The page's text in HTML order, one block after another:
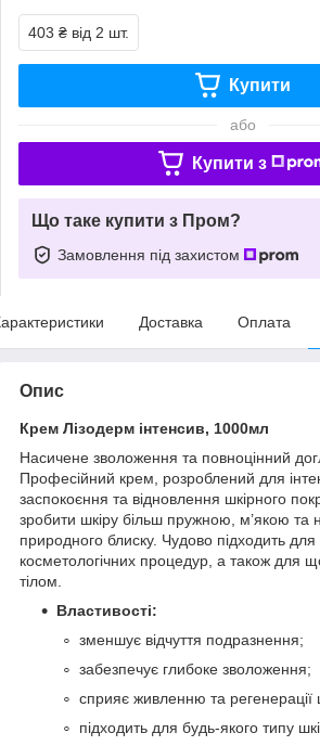
403 ₴ від 2 шт.
Купити
або
Купити з
Що таке купити з Пром?
Замовлення під захистом
Доставка Оплата
Опис
Крем Лізодерм інтенсив, 1000мл
Насичене зволоження та повноцінний
Професійний крем, розроблений для
заспокоєння та відновлення шкірного
зробити шкіру більш пружною, м’якою та
природного блиску. Чудово підходить для
косметологічних процедур, а також для
тілом.
Властивості:
зменшує відчуття подразнення;
забезпечує глибоке зволоження;
сприяє живленню та регенерації
підходить для будь-якого типу